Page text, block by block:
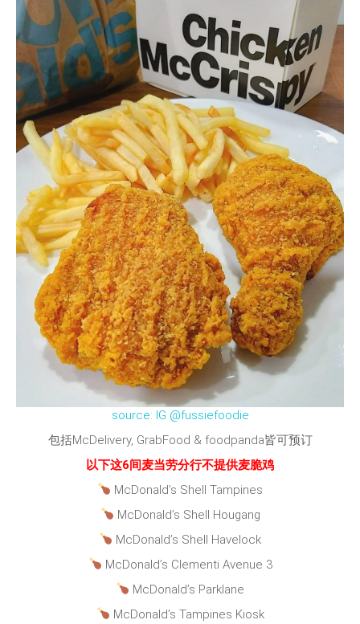
source: IG @fussiefoodie
包括McDelivery, GrabFood & foodpanda皆可预订
以下这6间麦当劳分行不提供麦脆鸡
McDonald’s Shell Tampines
McDonald’s Shell Hougang
McDonald’s Shell Havelock
McDonald’s Clementi Avenue 3
McDonald’s Parklane
McDonald’s Tampines Kiosk